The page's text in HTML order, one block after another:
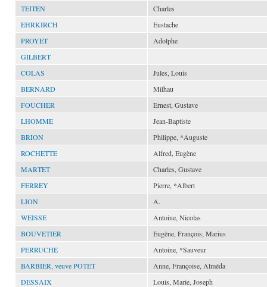
TEITEN
Charles
EHRKIRCH
Eustache
PROYET
Adolphe
GILBERT
COLAS
Jules, Louis
BERNARD
Milhau
FOUCHER
Ernest, Gustave
LHOMME
Jean-Baptiste
BRION
Philippe, *Auguste
ROCHETTE
Alfred, Eugène
MARTET
Charles, Gustave
FERREY
Pierre, *Albert
LION
A.
WEISSE
Antoine, Nicolas
BOUVETIER
Eugène, François, Marius
PERRUCHE
Antoine, *Sauveur
BARBIER, veuve POTET
Anne, Françoise, Alméda
DESSAIX
Louis, Marie, Joseph